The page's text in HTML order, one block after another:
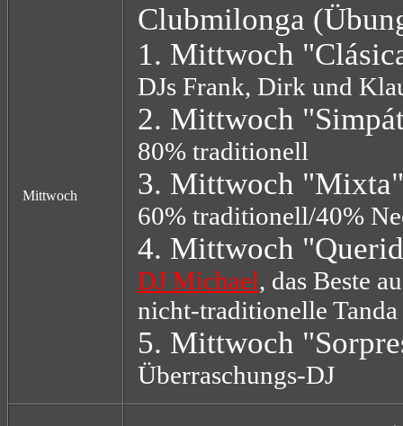
Mittwoch
Clubmilonga
1. Mittwoch
DJs Frank, Dirk und
2. Mittwoch
80% traditionell
3. Mittwoch "Mixta"
60% traditionell/40%
4. Mittwoch
DJ Michael, das Beste
nicht-traditionelle
5. Mittwoch
Überraschungs-DJ